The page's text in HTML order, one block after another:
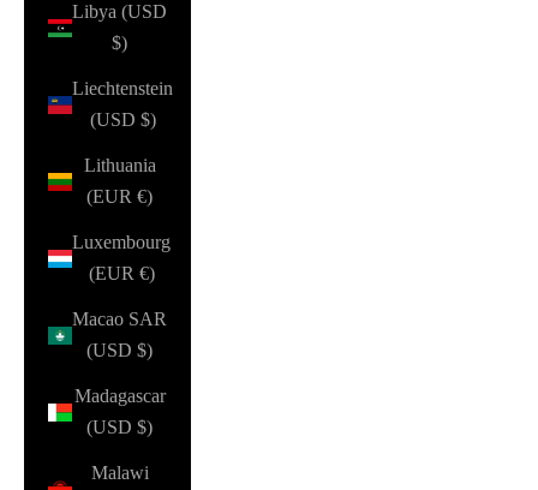
Libya (USD
$)
Liechtenstein
(USD $)
Lithuania
(EUR €)
Luxembourg
(EUR €)
Macao SAR
(USD $)
Madagascar
(USD $)
Malawi